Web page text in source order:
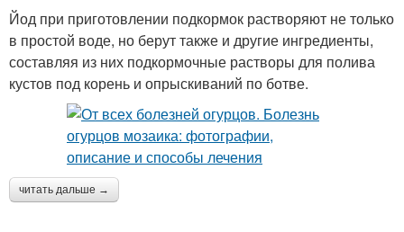
Йод при приготовлении подкормок растворяют не только
в простой воде, но берут также и другие ингредиенты,
составляя из них подкормочные растворы для полива
кустов под корень и опрыскиваний по ботве.
читать дальше →